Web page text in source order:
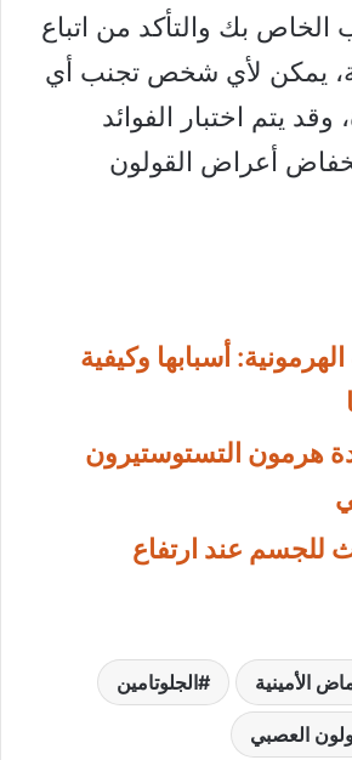
الخاص بك والتأكد من اتباع
يمكن لأي شخص تجنب أي
وقد يتم اختبار الفوائد
أعراض القولون
أسبابها وكيفية
هرمون التستوستيرون
للجسم عند ارتفاع
الأمينية الجلوتامين
العصبي